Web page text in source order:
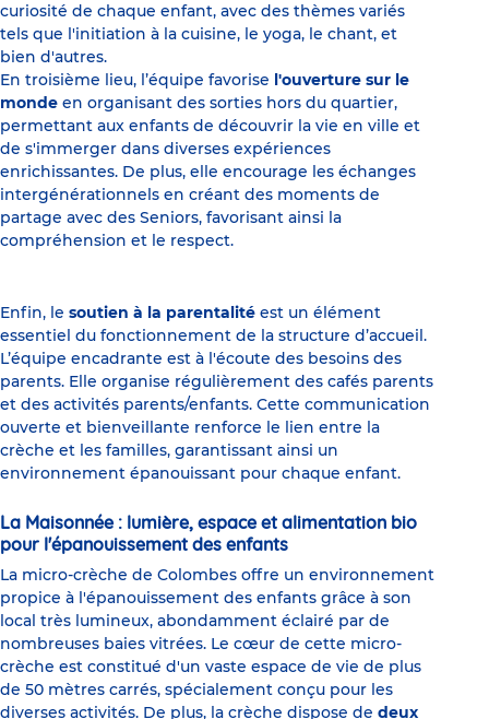
curiosité de chaque enfant, avec des thèmes variés
tels que l'initiation à la cuisine, le yoga, le chant, et
bien d'autres.
En troisième lieu, l’équipe favorise l'ouverture sur le
monde en organisant des sorties hors du quartier,
permettant aux enfants de découvrir la vie en ville et
de s'immerger dans diverses expériences
enrichissantes. De plus, elle encourage les échanges
intergénérationnels en créant des moments de
partage avec des Seniors, favorisant ainsi la
compréhension et le respect.
Enfin, le soutien à la parentalité est un élément
essentiel du fonctionnement de la structure d’accueil.
L’équipe encadrante est à l'écoute des besoins des
parents. Elle organise régulièrement des cafés parents
et des activités parents/enfants. Cette communication
ouverte et bienveillante renforce le lien entre la
crèche et les familles, garantissant ainsi un
environnement épanouissant pour chaque enfant.
La Maisonnée : lumière, espace et alimentation bio
pour l'épanouissement des enfants
La micro-crèche de Colombes offre un environnement
propice à l'épanouissement des enfants grâce à son
local très lumineux, abondamment éclairé par de
nombreuses baies vitrées. Le cœur de cette micro-
crèche est constitué d'un vaste espace de vie de plus
de 50 mètres carrés, spécialement conçu pour les
diverses activités. De plus, la crèche dispose de deux